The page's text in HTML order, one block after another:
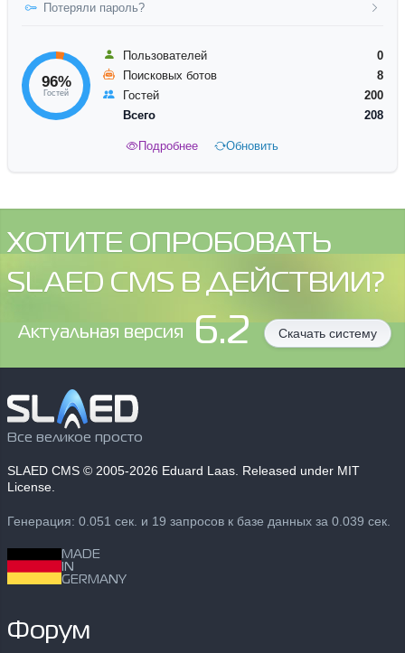
Потеряли пароль?
96%
Гостей
Пользователей
0
Поисковых ботов
8
Гостей
200
Всего
208
Подробнее Обновить
ХОТИТЕ ОПРОБОВАТЬ
SLAED CMS В ДЕЙСТВИИ?
Aктуальная версия 6.2 Скачать систему
Все великое просто
SLAED CMS © 2005-2026 Eduard Laas. Released under MIT
License.
Генерация: 0.051 сек. и 19 запросов к базе данных за 0.039 сек.
MADE
IN
GERMANY
Форум